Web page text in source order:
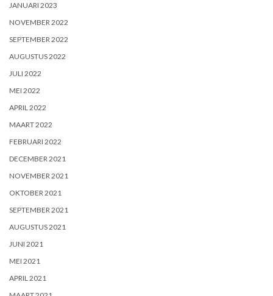
JANUARI 2023
NOVEMBER 2022
SEPTEMBER 2022
AUGUSTUS 2022
JULI 2022
MEI 2022
APRIL 2022
MAART 2022
FEBRUARI 2022
DECEMBER 2021
NOVEMBER 2021
OKTOBER 2021
SEPTEMBER 2021
AUGUSTUS 2021
JUNI 2021
MEI 2021
APRIL 2021